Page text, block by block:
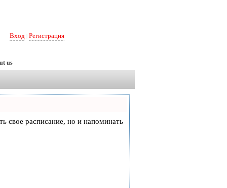
Вход Регистрация
us
свое расписание, но и напоминать